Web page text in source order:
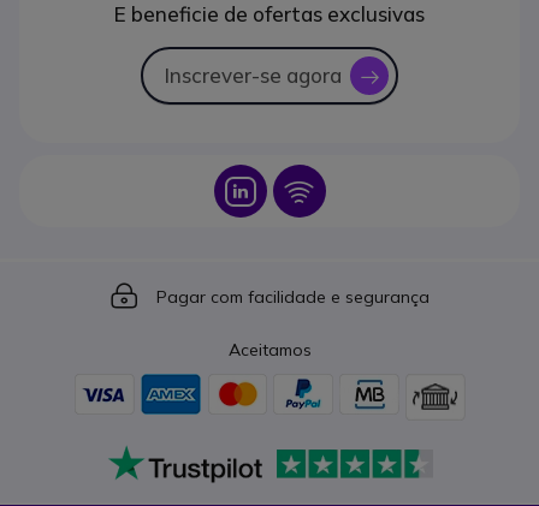
E beneficie de ofertas exclusivas
Inscrever-se agora icon
Icon Icon
Icon
Pagar com facilidade e segurança
Aceitamos